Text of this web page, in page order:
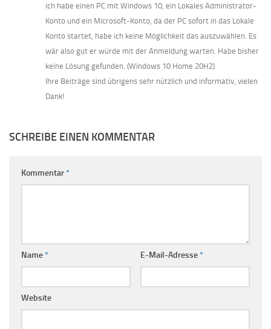
ich habe einen PC mit Windows 10, ein Lokales Administrator-
Konto und ein Microsoft-Konto, da der PC sofort in das Lokale
Konto startet, habe ich keine Möglichkeit das auszuwählen. Es
wär also gut er würde mit der Anmeldung warten. Habe bisher
keine Lösung gefunden. (Windows 10 Home 20H2)
Ihre Beiträge sind übrigens sehr nützlich und informativ, vielen
Dank!
SCHREIBE EINEN KOMMENTAR
Kommentar*
Name* E-Mail-Adresse*
Website